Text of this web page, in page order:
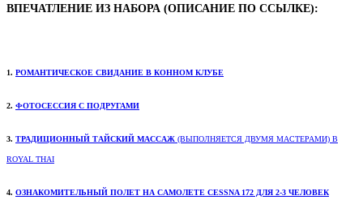
ВПЕЧАТЛЕНИЕ ИЗ НАБОРА (ОПИСАНИЕ ПО ССЫЛКЕ):
1. РОМАНТИЧЕСКОЕ СВИДАНИЕ В КОННОМ КЛУБЕ
2. ФОТОСЕССИЯ С ПОДРУГАМИ
3. ТРАДИЦИОННЫЙ ТАЙСКИЙ МАССАЖ (ВЫПОЛНЯЕТСЯ ДВУМЯ МАСТЕРАМИ) В
ROYAL THAI
4. ОЗНАКОМИТЕЛЬНЫЙ ПОЛЕТ НА САМОЛЕТЕ CESSNA 172 ДЛЯ 2-3 ЧЕЛОВЕК